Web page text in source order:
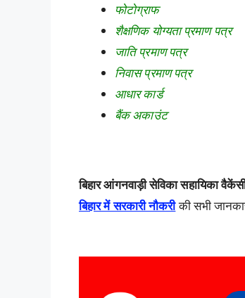
फोटोग्राफ
शैक्षणिक योग्यता प्रमाण पत्र
जाति प्रमाण पत्र
निवास प्रमाण पत्र
आधार कार्ड
बैंक अकाउंट
बिहार आंगनवाड़ी सेविका सहायिका
बिहार में सरकारी नौकरीकी सभी